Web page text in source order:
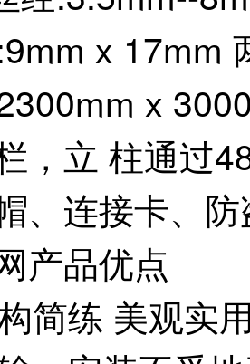
x 17mm
x
，立 柱通过
、连接卡、
产品优点
简练 美观实